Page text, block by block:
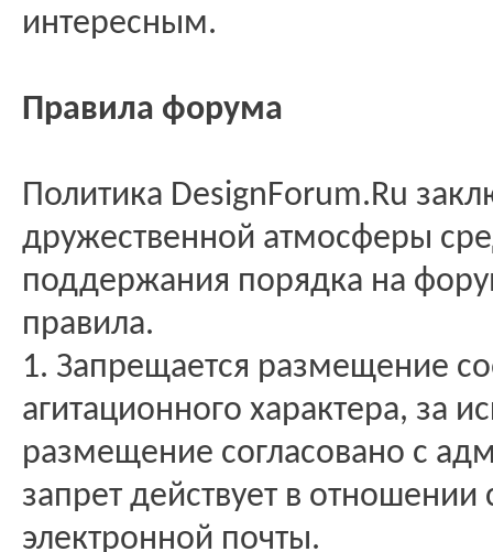
интересным.
Правила форума
Политика DesignForum.Ru
дружественной атмосферы
поддержания порядка на
правила.
1. Запрещается размещение
агитационного характера, за
размещение согласовано с
запрет действует в
электронной почты.